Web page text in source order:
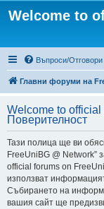
Welcome to
Въпроси/Отговори
Главни форуми на
Welcome to
Поверителност
Тази полица ще ви
FreeUniBG @ Network”
official forums on
използват
Събирането на
вашия сайт ще